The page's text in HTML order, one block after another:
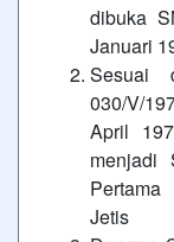
dibuka
Januari
Sesuai
030/V/
April
menjadi
Jetis